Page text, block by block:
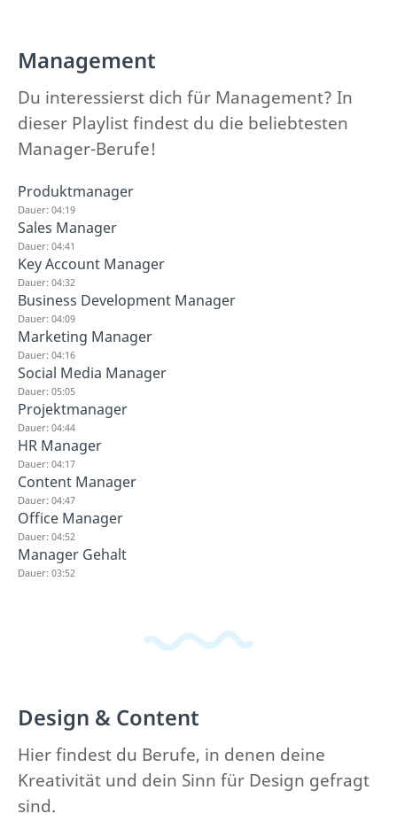
Management
Du interessierst dich für Management? In
dieser Playlist findest du die beliebtesten
Manager-Berufe!
Produktmanager
Dauer: 04:19
Sales Manager
Dauer: 04:41
Key Account Manager
Dauer: 04:32
Business Development Manager
Dauer: 04:09
Marketing Manager
Dauer: 04:16
Social Media Manager
Dauer: 05:05
Projektmanager
Dauer: 04:44
HR Manager
Dauer: 04:17
Content Manager
Dauer: 04:47
Office Manager
Dauer: 04:52
Manager Gehalt
Dauer: 03:52
Design & Content
Hier findest du Berufe, in denen deine
Kreativität und dein Sinn für Design gefragt
sind.